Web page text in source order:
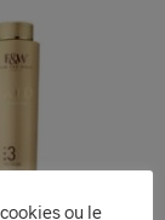
ou le